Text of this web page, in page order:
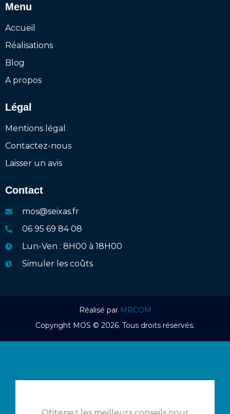
Menu
Accueil
Réalisations
Blog
A propos
Légal
Mentions légal
Contactez-nous
Laisser un avis
Contact
mos@seixas.fr
06 95 69 84 08
Lun-Ven : 8H00 à 18H00
Simuler les coûts
Réalisé par MRCOM
Copyright MOS © 2026. Tous droits réservés.